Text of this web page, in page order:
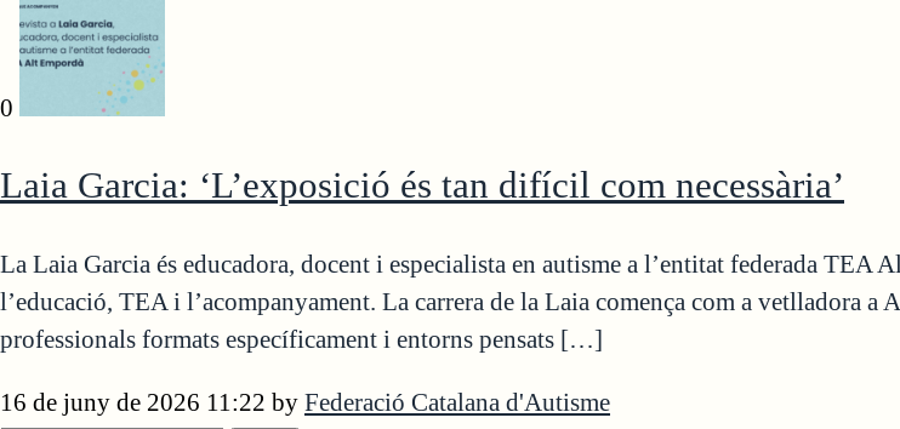
0
Laia Garcia: ‘L’exposició és tan difícil com necessària’
La Laia Garcia és educadora, docent i especialista en autisme a l’entitat federada
l’educació, TEA i l’acompanyament. La carrera de la Laia comença com a vetlladora a
professionals formats específicament i entorns pensats […]
16 de juny de 2026 11:22 by Federació Catalana d'Autisme